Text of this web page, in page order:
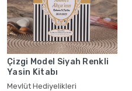
Çizgi Model Siyah Renkli
Yasin Kitabı
Mevlüt Hediyelikleri